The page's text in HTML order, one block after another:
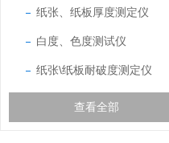
纸张、纸板厚度测定仪
白度、色度测试仪
纸张\纸板耐破度测定仪
查看全部